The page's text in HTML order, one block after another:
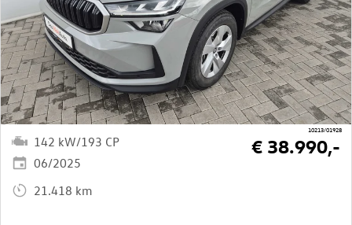
10213/01928
142 kW/193 CP
06/2025
21.418 km
€ 38.990,-